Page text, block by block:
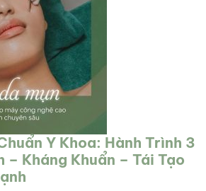
Y Khoa: Hành Trình 3
– Kháng Khuẩn – Tái Tạo